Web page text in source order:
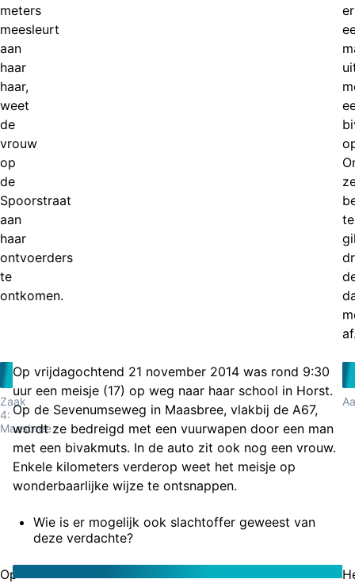
meters
meesleurt
aan
haar
haar,
weet
de
vrouw
op
de
Spoorstraat
aan
haar
ontvoerders
te
ontkomen.
er
te
Zaak
4:
Maasbree
Op vrijdagochtend 21 november 2014 was rond 9:30
uur een meisje (17) op weg naar haar school in Horst.
Op de Sevenumseweg in Maasbree, vlakbij de A67,
wordt ze bedreigd met een vuurwapen door een man
met een bivakmuts. In de auto zit ook nog een vrouw.
Enkele kilometers verderop weet het meisje op
wonderbaarlijke wijze te ontsnappen.
Wie is er mogelijk ook slachtoffer geweest van
deze verdachte?
Op